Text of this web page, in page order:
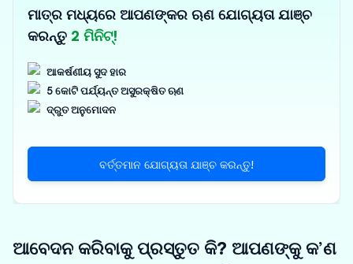
ମାତ୍ର ମଧ୍ୟରେ ଆପଣଙ୍କର ଋଣ ଯୋଗ୍ୟତା ଯାଞ୍ଚ
କରନ୍ତୁ 2 ମିନିଟ୍!
ଆକର୍ଷଣୀୟ ସୁଦ ହାର
5 କୋଟି ପର୍ଯ୍ୟନ୍ତ ଅସୁରକ୍ଷିତ ଋଣ
ଦ୍ରୁତ ଅନୁମୋଦନ
ବର୍ତ୍ତମାନ ଯୋଗ୍ୟତା ଯାଞ୍ଚ କରନ୍ତୁ!
ଆବେଦନ କରିବାକୁ ପ୍ରସ୍ତୁତ କି? ଆପଣଙ୍କୁ କ’ଣ